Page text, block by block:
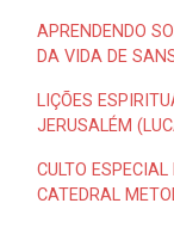
APRENDENDO
DA VIDA DE
LIÇÕES
JERUSALÉM
CULTO
CATEDRAL